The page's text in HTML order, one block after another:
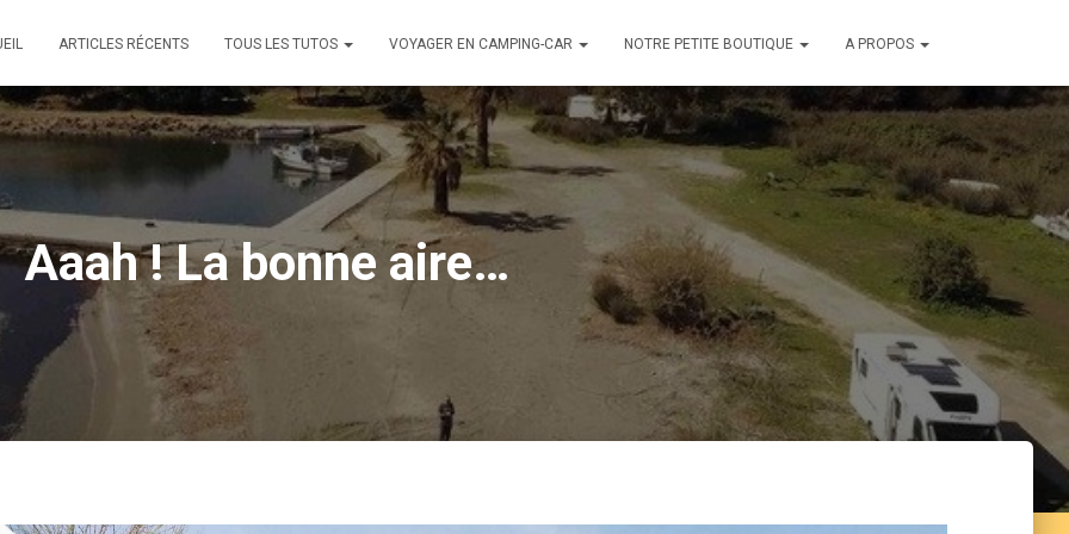
ARTICLES RÉCENTS TOUS LES TUTOS VOYAGER EN CAMPING-CAR NOTRE PETITE BOUTIQUE A PROPOS
Aaah ! La bonne aire…